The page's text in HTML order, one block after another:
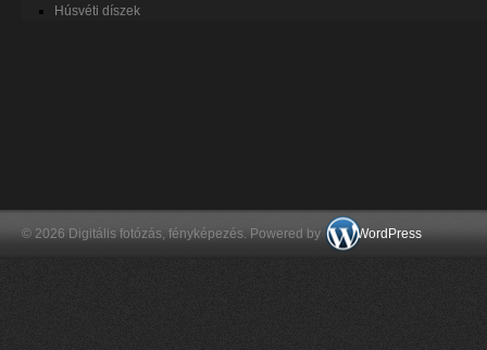
Húsvéti díszek
© 2026 Digitális fotózás, fényképezés. Powered by WordPress